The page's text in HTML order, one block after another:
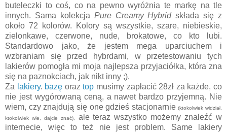
buteleczki to coś, co na pewno wyróżnia te markę na tle
innych. Sama kolekcja Pure Creamy Hybridskłada się z
około 72 kolorów. Kolory są wszystkie, szare, niebieskie,
zielonkawe, czerwone, nude, brokatowe, co kto lubi.
Standardowo jako, że jestem mega uparciuchem i
wzbraniam się przed hybrdami, w przetestowaniu tych
lakierów pomogła mi moja najlepsza przyjaciółka, która zna
się na paznokciach, jak nikt inny ;).
Za lakiery. bazę oraztop musimy zapłacić 28zł za każde, co
nie jest wygórowaną ceną, a nawet bardzo przyjemną. Nie
wiem, czy znajdują się one gdzieś stacjonarnie(ktokolwiek widział,
ktokolwiek wie, dajcie znać),
ale teraz wszystko możemy znaleźć w
internecie, więc to też nie jest problem. Same lakiery